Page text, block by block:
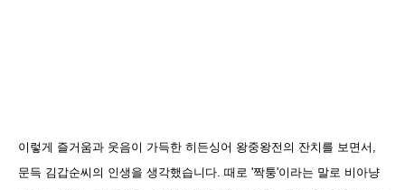
이렇게 즐거움과 웃음이 가득한 히든싱어 왕중왕전의 잔치를 보면서,
문득 김갑순씨의 인생을 생각했습니다. 때로 '짝퉁'이라는 말로 비아냥